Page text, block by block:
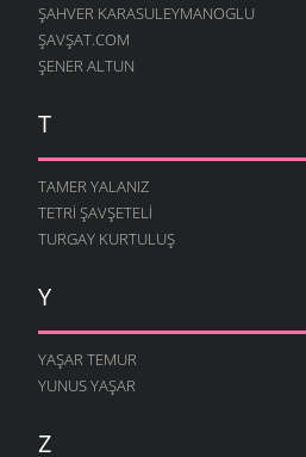
ŞAHVER KARASULEYMANOGLU
ŞAVŞAT.COM
ŞENER ALTUN
T
TAMER YALANIZ
TETRI ŞAVŞETELI
TURGAY KURTULUŞ
Y
YAŞAR TEMUR
YUNUS YAŞAR
Z